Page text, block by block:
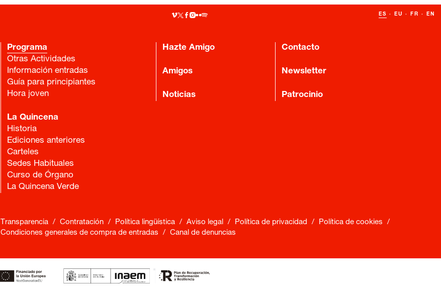
ES · EU · FR · EN
Programa
Otras Actividades
Información entradas
Guía para principiantes
Hora joven
La Quincena
Historia
Ediciones anteriores
Carteles
Sedes Habituales
Curso de Órgano
La Quincena Verde
Hazte Amigo
Amigos
Noticias
Contacto
Newsletter
Patrocinio
Transparencia / Contratación / Política lingüística / Aviso legal / Política de privacidad / Política de cookies
/
Condiciones generales de compra de entradas
/ Canal de denuncias